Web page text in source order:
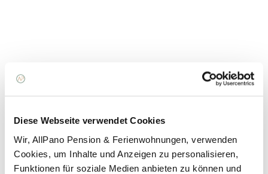
Diese Webseite verwendet Cookies
Wir, AllPano Pension & Ferienwohnungen, verwenden
Cookies, um Inhalte und Anzeigen zu personalisieren,
Funktionen für soziale Medien anbieten zu können und